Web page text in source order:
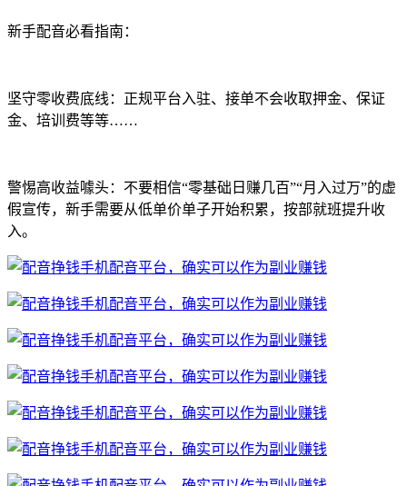
新手配音必看指南：
坚守零收费底线：正规平台入驻、接单不会收取押金、保证
金、培训费等等……
警惕高收益噱头：不要相信“零基础日赚几百”“月入过万”的虚
假宣传，新手需要从低单价单子开始积累，按部就班提升收
入。